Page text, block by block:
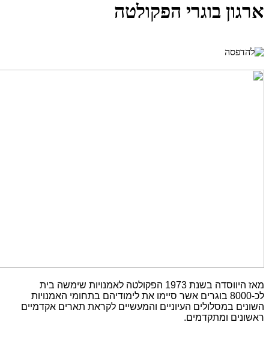
ארגון בוגרי הפקולטה
מאז היווסדה בשנת 1973 הפקולטה לאמנויות שימשה בית
לכ-8000 בוגרים אשר סיימו את לימודיהם בתחומי האמנויות
השונים במסלולים העיוניים והמעשיים לקראת תארים אקדמיים
ראשונים ומתקדמים.